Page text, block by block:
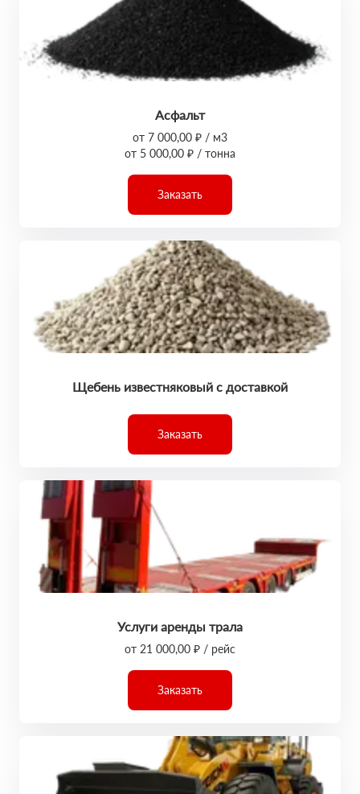
Асфальт
от 7 000,00 ₽ / м3
от 5 000,00 ₽ / тонна
Заказать
Щебень известняковый с доставкой
Заказать
Услуги аренды трала
от 21 000,00 ₽ / рейс
Заказать